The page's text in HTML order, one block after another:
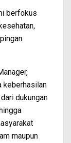
berfokus
keberhasilan
dukungan
maupun